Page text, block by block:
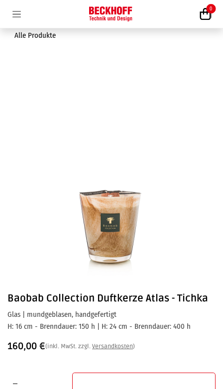
0
Alle Produkte
Baobab Collection Duftkerze Atlas - Tichka
Glas | mundgeblasen, handgefertigt
H: 16 cm - Brenndauer: 150 h | H: 24 cm - Brenndauer: 400 h
160,00 €(inkl. MwSt. zzgl. Versandkosten)